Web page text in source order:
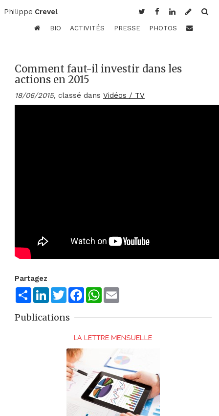
Philippe Crevel
BIO ACTIVITÉS PRESSE PHOTOS
Comment faut-il investir dans les
actions en 2015
18/06/2015, classé dans Vidéos / TV
Partagez
ShareLinkedInTwitterFacebookWhatsApp
Publications